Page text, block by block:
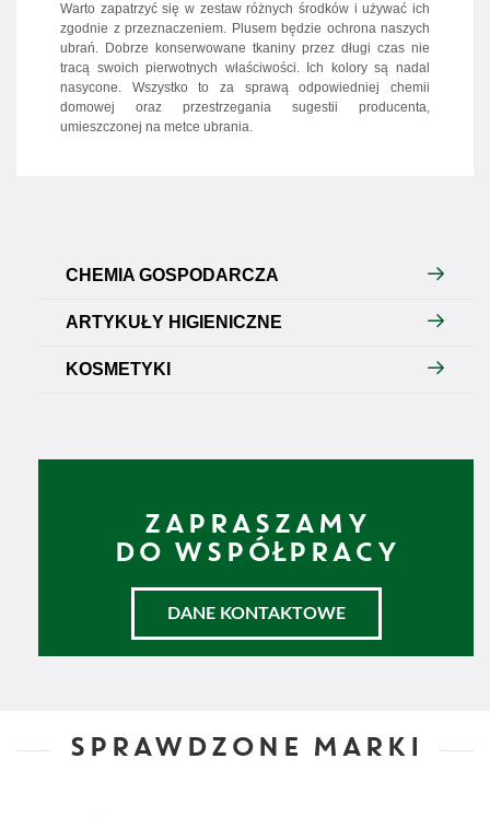
Warto zapatrzyć się w zestaw różnych środków i używać ich
zgodnie z przeznaczeniem. Plusem będzie ochrona naszych
ubrań. Dobrze konserwowane tkaniny przez długi czas nie
tracą swoich pierwotnych właściwości. Ich kolory są nadal
nasycone. Wszystko to za sprawą odpowiedniej chemii
domowej oraz przestrzegania sugestii producenta,
umieszczonej na metce ubrania.
CHEMIA GOSPODARCZA
ARTYKUŁY HIGIENICZNE
KOSMETYKI
ZAPRASZAMY
DO WSPÓŁPRACY
DANE KONTAKTOWE
SPRAWDZONE MARKI